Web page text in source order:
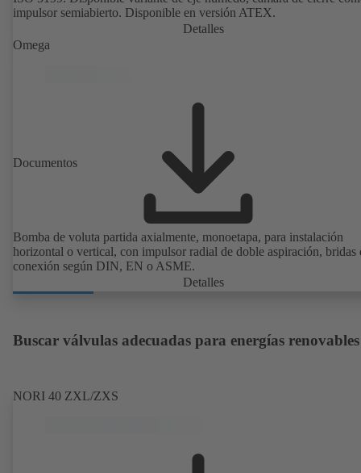
impulsor semiabierto. Disponible en versión ATEX.
Detalles
Omega
Documentos
Bomba de voluta partida axialmente, monoetapa, para instalación
horizontal o vertical, con impulsor radial de doble aspiración, bridas
conexión según DIN, EN o ASME.
Detalles
Buscar válvulas adecuadas para energías renovables
NORI 40 ZXL/ZXS